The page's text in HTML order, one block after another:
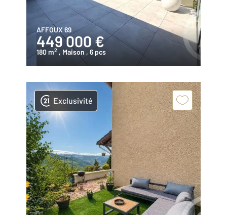
AFFOUX 69
449 000 €
180 m2 , Maison , 6 pcs
Exclusivité